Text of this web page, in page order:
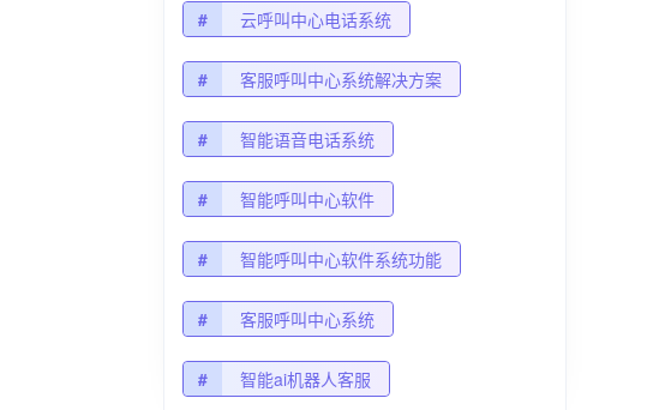
# 云呼叫中心电话系统
# 客服呼叫中心系统解决方案
# 智能语音电话系统
# 智能呼叫中心软件
# 智能呼叫中心软件系统功能
# 客服呼叫中心系统
# 智能ai机器人客服